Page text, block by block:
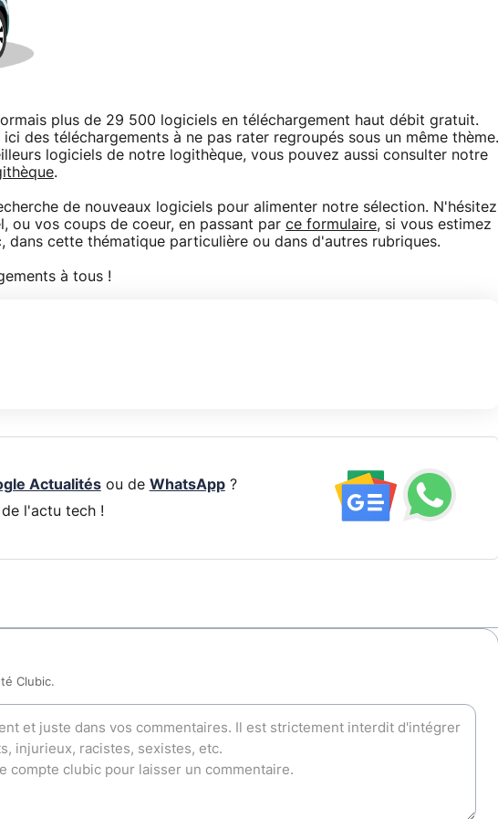
plus de 29 500 logiciels en téléchargement haut débit gratuit.
des téléchargements à ne pas rater regroupés sous un même thème.
logiciels de notre logithèque, vous pouvez aussi consulter notre
.
de nouveaux logiciels pour alimenter notre sélection. N'hésitez
ou vos coups de coeur, en passant par ce formulaire, si vous estimez
dans cette thématique particulière ou dans d'autres rubriques.
à tous !
Actualitésou de WhatsApp?
l'actu tech !
Clubic.